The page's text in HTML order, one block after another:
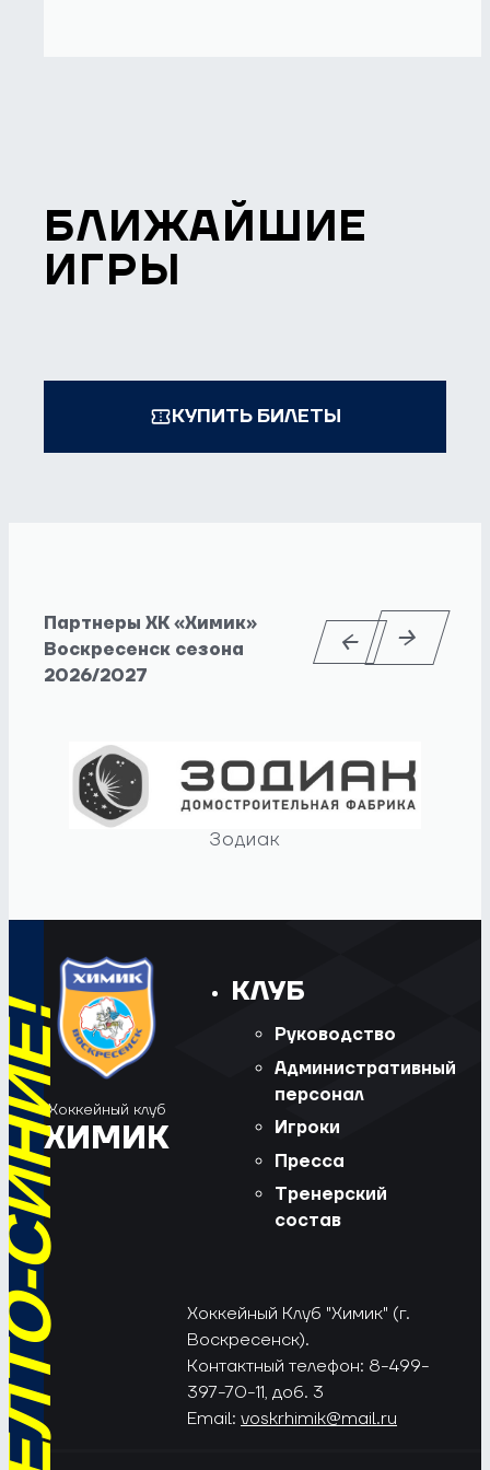
БЛИЖАЙШИЕ
ИГРЫ
КУПИТЬ БИЛЕТЫ
Партнеры ХК «Химик»
Воскресенск сезона
2026/2027
Зодиак
Хоккейный клуб
ХИМИК
КЛУБ
Руководство
Административный
персонал
Игроки
Пресса
Тренерский
состав
Хоккейный Клуб "Химик" (г.
Воскресенск).
Контактный телефон: 8-499-
397-70-11, доб. 3
Email: voskrhimik@mail.ru